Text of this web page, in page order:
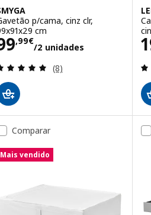
p/cama, cinz clr,
cm
,99€
/2 unidades
99,99€/2
Avaliação: 5 fora de 5
(8)
Comparar
Mais vendido